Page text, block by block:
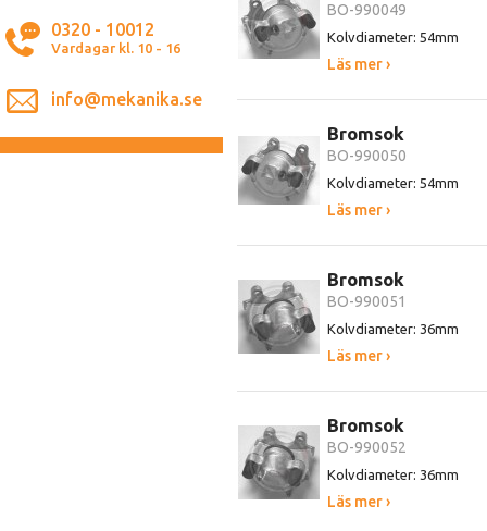
0320 - 10012
Vardagar kl. 10 - 16
info@mekanika.se
BO-990049
Kolvdiameter: 54mm
Läs mer ›
Bromsok
BO-990050
Kolvdiameter: 54mm
Läs mer ›
Bromsok
BO-990051
Kolvdiameter: 36mm
Läs mer ›
Bromsok
BO-990052
Kolvdiameter: 36mm
Läs mer ›